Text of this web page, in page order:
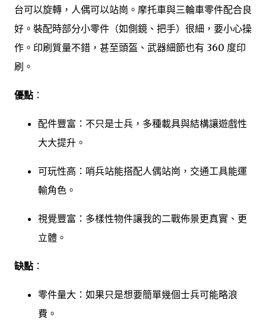
台可以旋轉，人偶可以站崗。摩托車與三輪車零件配合良
好。裝配時部分小零件（如側鏡、把手）很細，要小心操
作。印刷質量不錯，甚至頭盔、武器細節也有 360 度印
刷。
優點 ：
配件豐富：不只是士兵，多種載具與結構讓遊戲性
大大提升。
可玩性高：哨兵站能搭配人偶站崗，交通工具能運
輸角色。
視覺豐富：多樣性物件讓我的二戰佈景更真實、更
立體。
缺點 ：
零件量大：如果只是想要簡單幾個士兵可能略浪
費。